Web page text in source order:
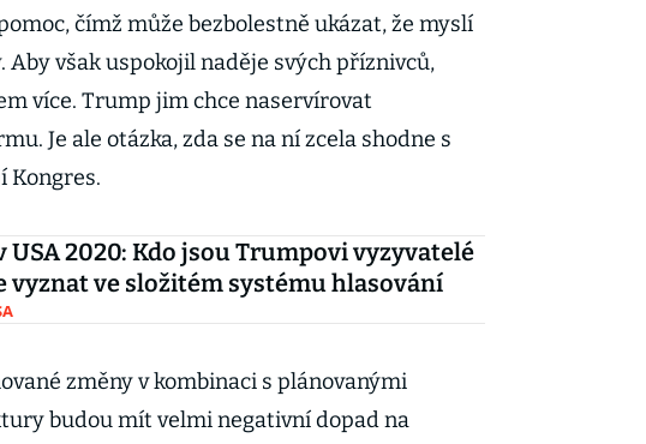
čímž může bezbolestně ukázat, že myslí
však uspokojil naděje svých příznivců,
více. Trump jim chce naservírovat
Je ale otázka, zda se na ní zcela shodne s
Kongres.
USA 2020: Kdo jsou Trumpovi vyzyvatelé
vyznat ve složitém systému hlasování
změny v kombinaci s plánovanými
budou mít velmi negativní dopad na